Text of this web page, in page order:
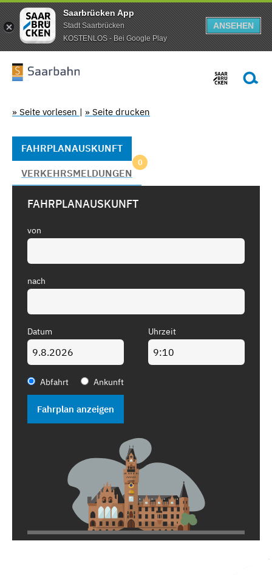
Saarbrücken App
Stadt Saarbrücken
KOSTENLOS - Bei Google Play
ANSEHEN
» Seite vorlesen | » Seite drucken
FAHRPLANAUSKUNFT
VERKEHRSMELDUNGEN
0
FAHRPLANAUSKUNFT
von
nach
Datum Uhrzeit
Abfahrt Ankunft